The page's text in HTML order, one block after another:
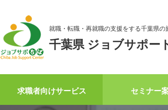
就職・転職・再就職の支援をする千葉県の
千葉県 ジョブサポー
求職者向けサービス セミナー